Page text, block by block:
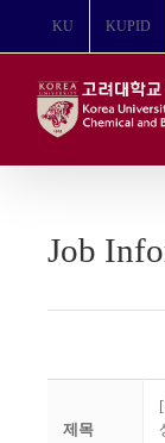
뛰
KU KUPID
Job
제목